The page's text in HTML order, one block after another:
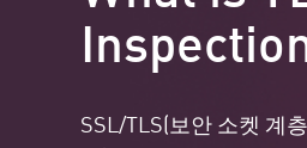
SSL/TLS(보안 소켓 계